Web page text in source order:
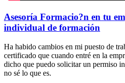
Asesoría Formacio?n en tu
individual de formación
Ha habido cambios en mi puesto de
certificado que cuando entré en la
dicho que puedo solicitar un permiso
no sé lo que es.